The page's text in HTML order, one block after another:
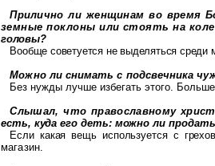
Прилично ли женщинам во время
земные поклоны или стоять на
головы?
Вообще советуется не выделяться среди
Можно ли снимать с подсвечника
Без нужды лучше избегать этого.
Слышал, что православному
есть, куда его деть: можно ли
Если какая вещь используется с
магазин.